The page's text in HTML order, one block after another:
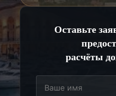
Оставьте
расчёты